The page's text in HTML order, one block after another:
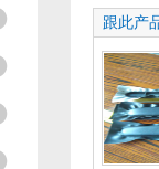
跟此产